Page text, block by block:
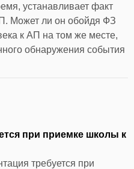
устанавливает факт
Может ли он обойдя ФЗ
к АП на том же месте,
обнаружения события
при приемке школы к
требуется при